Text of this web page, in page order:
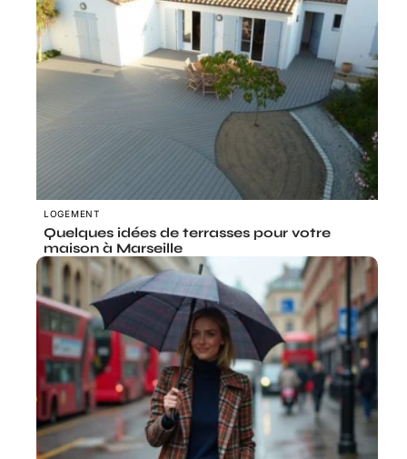
LOGEMENT
Quelques idées de terrasses pour votre
maison à Marseille